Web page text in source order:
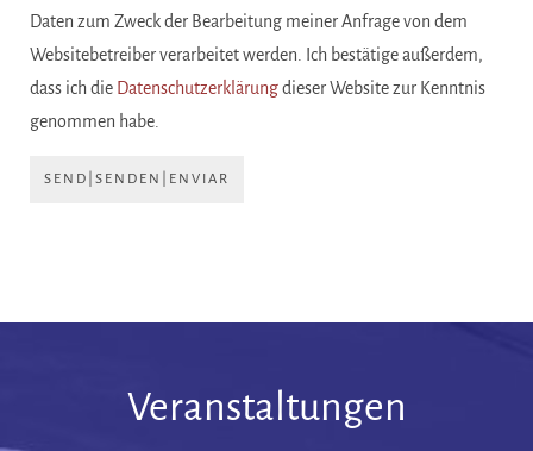
Daten zum Zweck der Bearbeitung meiner Anfrage von dem
Websitebetreiber verarbeitet werden. Ich bestätige außerdem,
dass ich die Datenschutzerklärungdieser Website zur Kenntnis
genommen habe.
SEND|SENDEN|ENVIAR
Veranstaltungen